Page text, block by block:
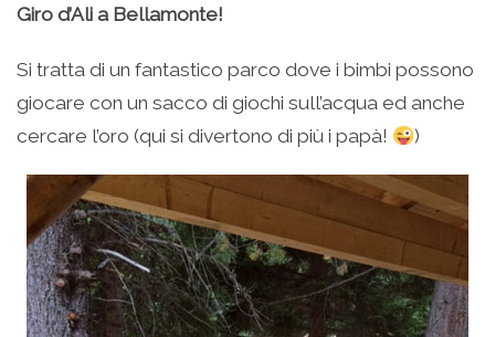
Giro d’Ali a Bellamonte!
Si tratta di un fantastico parco dove i bimbi possono
giocare con un sacco di giochi sull’acqua ed anche
cercare l’oro (qui si divertono di più i papà!
)